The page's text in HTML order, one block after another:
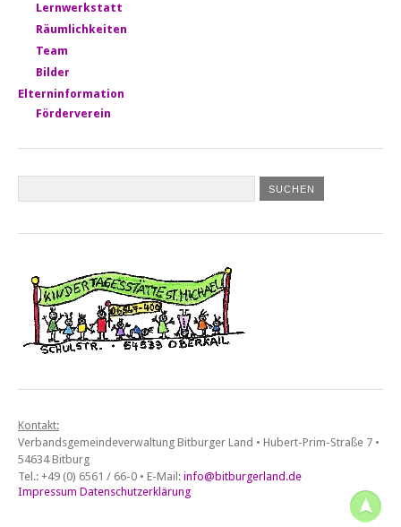
Lernwerkstatt
Räumlichkeiten
Team
Bilder
Elterninformation
Förderverein
Kontakt:
Verbandsgemeindeverwaltung Bitburger Land • Hubert-Prim-Straße 7 •
54634 Bitburg
Tel.: +49 (0) 6561 / 66-0 • E-Mail: info@bitburgerland.de
Impressum Datenschutzerklärung